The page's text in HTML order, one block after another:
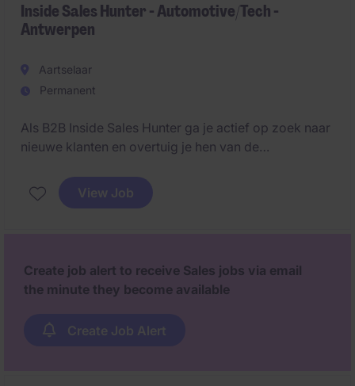
Inside Sales Hunter - Automotive/Tech -
Antwerpen
Aartselaar
Permanent
Als B2B Inside Sales Hunter ga je actief op zoek naar
nieuwe klanten en overtuig je hen van de
platform. Je combineert prospectie, relatiebeheer en
onderhandelingen om commerciële opportuniteiten
View Job
Create job alert to receive Sales jobs via email
the minute they become available
Create Job Alert